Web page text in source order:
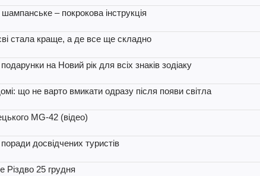
– покрокова інструкція
стала краще, а де все ще складно
на Новий рік для всіх знаків зодіаку
що не варто вмикати одразу після появи світла
MG-42 (відео)
досвідчених туристів
Різдво 25 грудня